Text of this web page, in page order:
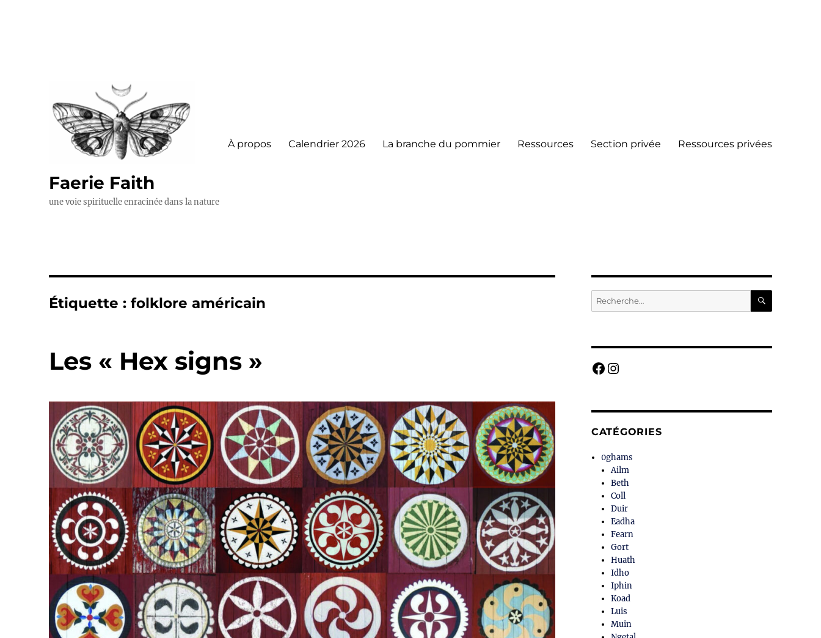
Faerie Faith
une voie spirituelle enracinée dans la nature
À propos Calendrier 2026 La branche du pommier Ressources Section privée Ressources privées
Étiquette :folklore américain
Les « Hex signs »
Recherche
pour :
Facebook
Instagram
CATÉGORIES
0ghams
Ailm
Beth
Coll
Duir
Eadha
Fearn
Gort
Huath
Idho
Iphin
Koad
Luis
Muin